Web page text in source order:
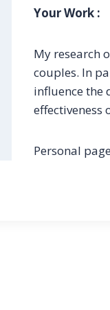
Your Work :
My research
couples. In
influence the
effectiveness
Personal